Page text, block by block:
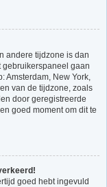
andere tijdzone is dan
gebruikerspaneel gaan
Amsterdam, New York,
van de tijdzone, zoals
door geregistreerde
goed moment om dit te
goed hebt ingevuld